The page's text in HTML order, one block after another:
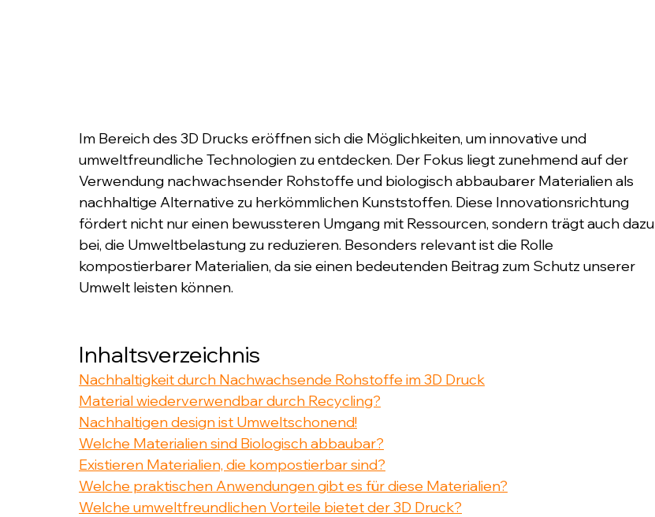
Im Bereich des 3D Drucks eröffnen sich die Möglichkeiten, um innovative und
umweltfreundliche Technologien zu entdecken. Der Fokus liegt zunehmend auf der
Verwendung nachwachsender Rohstoffe und biologisch abbaubarer Materialien als
nachhaltige Alternative zu herkömmlichen Kunststoffen. Diese Innovationsrichtung
fördert nicht nur einen bewussteren Umgang mit Ressourcen, sondern trägt auch dazu
bei, die Umweltbelastung zu reduzieren. Besonders relevant ist die Rolle
kompostierbarer Materialien, da sie einen bedeutenden Beitrag zum Schutz unserer
Umwelt leisten können.
Inhaltsverzeichnis
Nachhaltigkeit durch Nachwachsende Rohstoffe im 3D Druck
Material wiederverwendbar durch Recycling?
Nachhaltigen design ist Umweltschonend!
Welche Materialien sind Biologisch abbaubar?
Existieren Materialien, die kompostierbar sind?
Welche praktischen Anwendungen gibt es für diese Materialien?
Welche umweltfreundlichen Vorteile bietet der 3D Druck?